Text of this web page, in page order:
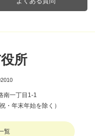
所
南一丁目1-1
・年末年始を除く）
覧